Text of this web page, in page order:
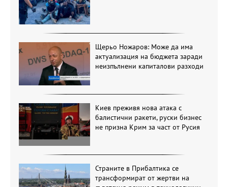
Щерьо Ножаров: Може да има
актуализация на бюджета заради
неизпълнени капиталови разходи
Киев преживя нова атака с
балистични ракети, руски бизнес
не призна Крим за част от Русия
Страните в Прибалтика се
трансформират от жертви на